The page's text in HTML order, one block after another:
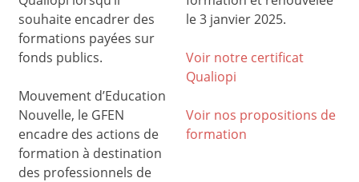
souhaite encadrer des
formations payées sur
fonds publics.
Mouvement d’Education
Nouvelle, le GFEN
encadre des actions de
formation à destination
des professionnels de
le 3 janvier 2025.
Voir notre certificat
Qualiopi
Voir nos propositions de
formation